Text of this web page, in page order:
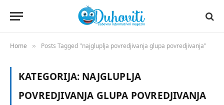
Home » Posts Tagged "najgluplja povredjivanja glupa povredjivanja"
KATEGORIJA: NAJGLUPLJA
POVREDJIVANJA GLUPA POVREDJIVANJA